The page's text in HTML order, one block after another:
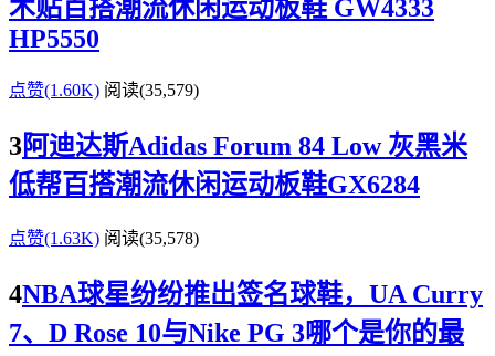
术贴百搭潮流休闲运动板鞋 GW4333
HP5550
点赞(1.60K) 阅读(35,579)
3阿迪达斯Adidas Forum 84 Low 灰黑米
低帮百搭潮流休闲运动板鞋GX6284
点赞(1.63K) 阅读(35,578)
4NBA球星纷纷推出签名球鞋，UA Curry
7、D Rose 10与Nike PG 3哪个是你的最